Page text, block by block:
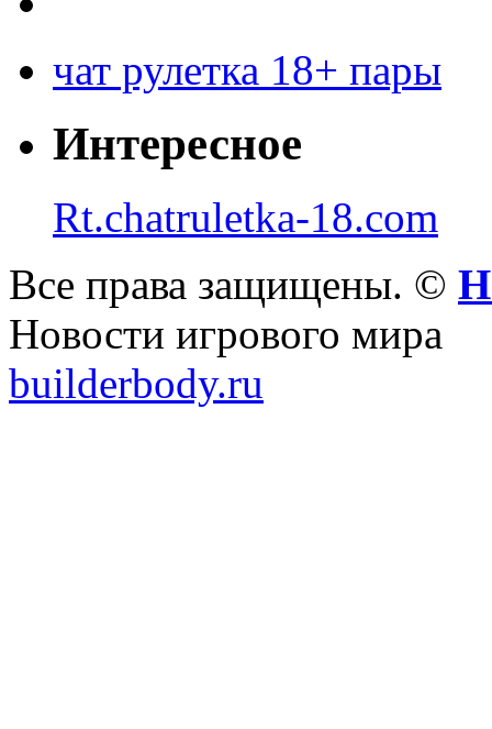
чат рулетка 18+ пары
Интересное
Rt.chatruletka-18.com
Все права защищены. ©
Новости игрового мира
builderbody.ru